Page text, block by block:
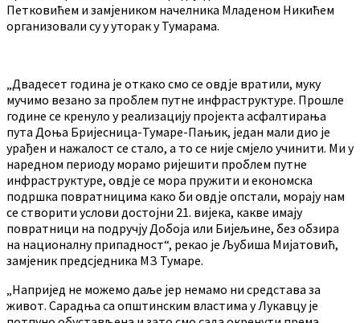
Петковићем и замјеником начелника Младеном Никићем
организовали су у уторак у Тумарама.
„Двадесет година је откако смо се овдје вратили, муку
мучимо везано за проблем путне инфраструктуре. Прошле
године се кренуло у реализацију пројекта асфалтирања
пута Доња Бријесница-Тумаре-Пањик, један мали дио је
урађен и нажалост се стало, а то се није смјело учинити. Ми у
наредном периоду морамо ријешити проблем путне
инфраструктуре, овдје се мора пружити и економска
подршка повратницима како би овдје опстали, морају нам
се створити услови достојни 21. вијека, какве имају
повратници на подручју Добоја или Бијељине, без обзира
на националну припадност“, рекао је Љубиша Мијатовић,
замјеник предсједника МЗ Тумаре.
„Напријед не можемо даље јер немамо ни средстава за
живот. Сарадња са општинским властима у Лукавцу је